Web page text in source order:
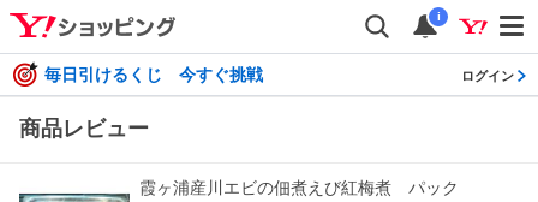
i
毎日引けるくじ 今すぐ挑戦 ログイン
商品レビュー
霞ヶ浦産川エビの佃煮えび紅梅煮 パック